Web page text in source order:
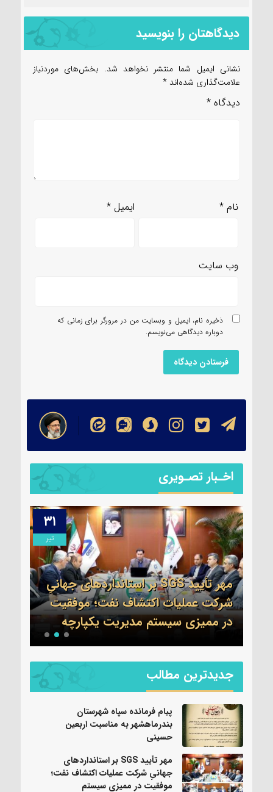
دیدگاهتان را بنویسید
نشانی ایمیل شما منتشر نخواهد شد. بخش‌های موردنیاز
علامت‌گذاری شده‌اند *
دیدگاه *
نام* ایمیل*
وب‌ سایت
ذخیره نام، ایمیل و وبسایت من در مرورگر برای زمانی که
دوباره دیدگاهی می‌نویسم.
اخـبار تصـویری
۳۱
تیر
مهر تأیید SGS بر استانداردهای جهانیِ
شرکت عملیات اکتشاف نفت؛ موفقیت
در ممیزی سیستم مدیریت یکپارچه
جدیدترین مطالب
پیام فرمانده سپاه شهرستان
بندرماهشهر به مناسبت اربعین
حسینی
مهر تأیید SGS بر استانداردهای
جهانیِ شرکت عملیات اکتشاف نفت؛
موفقیت در ممیزی سیستم